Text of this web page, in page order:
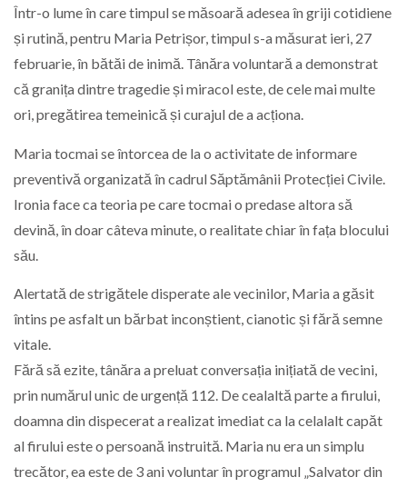
Într-o lume în care timpul se măsoară adesea în griji cotidiene
și rutină, pentru Maria Petrișor, timpul s-a măsurat ieri, 27
februarie, în bătăi de inimă. Tânăra voluntară a demonstrat
că granița dintre tragedie și miracol este, de cele mai multe
ori, pregătirea temeinică și curajul de a acționa.
Maria tocmai se întorcea de la o activitate de informare
preventivă organizată în cadrul Săptămânii Protecției Civile.
Ironia face ca teoria pe care tocmai o predase altora să
devină, în doar câteva minute, o realitate chiar în fața blocului
său.
Alertată de strigătele disperate ale vecinilor, Maria a găsit
întins pe asfalt un bărbat inconștient, cianotic și fără semne
vitale.
Fără să ezite, tânăra a preluat conversația inițiată de vecini,
prin numărul unic de urgență 112. De cealaltă parte a firului,
doamna din dispecerat a realizat imediat ca la celalalt capăt
al firului este o persoană instruită. Maria nu era un simplu
trecător, ea este de 3 ani voluntar în programul „Salvator din